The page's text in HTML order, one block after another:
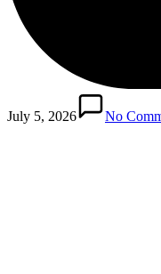
July 5, 2026 No